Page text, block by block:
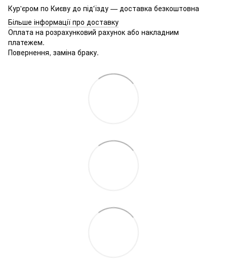
Кур'єром по Києву до під'їзду — доставка безкоштовна
Більше інформації про доставку
Оплата на розрахунковий рахунок або накладним
платежем.
Повернення, заміна браку.